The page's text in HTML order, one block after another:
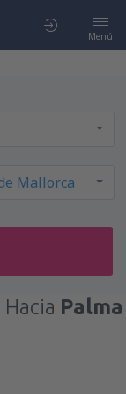
Menú
Hacia Palma